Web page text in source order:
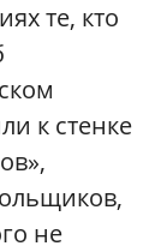
те, кто
к стенке
не